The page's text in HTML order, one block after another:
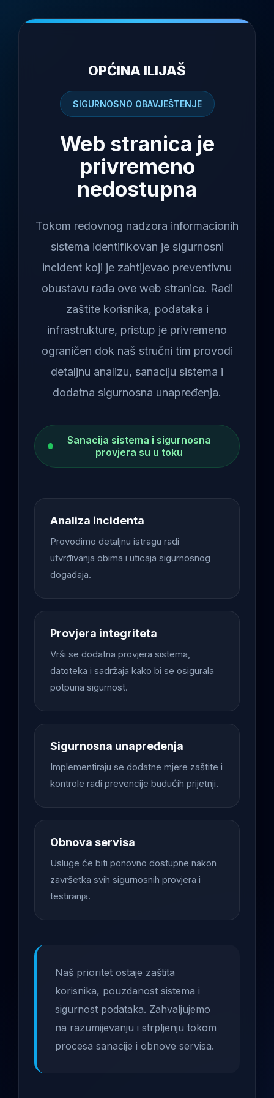
OPĆINA ILIJAŠ
SIGURNOSNO OBAVJEŠTENJE
Web stranica je
privremeno
nedostupna
Tokom redovnog nadzora informacionih
sistema identifikovan je sigurnosni
incident koji je zahtijevao preventivnu
obustavu rada ove web stranice. Radi
zaštite korisnika, podataka i
infrastrukture, pristup je privremeno
ograničen dok naš stručni tim provodi
detaljnu analizu, sanaciju sistema i
dodatna sigurnosna unapređenja.
Sanacija sistema i sigurnosna
provjera su u toku
Analiza incidenta
Provodimo detaljnu istragu radi
utvrđivanja obima i uticaja sigurnosnog
događaja.
Provjera integriteta
Vrši se dodatna provjera sistema,
datoteka i sadržaja kako bi se osigurala
potpuna sigurnost.
Sigurnosna unapređenja
Implementiraju se dodatne mjere zaštite i
kontrole radi prevencije budućih prijetnji.
Obnova servisa
Usluge će biti ponovno dostupne nakon
završetka svih sigurnosnih provjera i
testiranja.
Naš prioritet ostaje zaštita
korisnika, pouzdanost sistema i
sigurnost podataka. Zahvaljujemo
na razumijevanju i strpljenju tokom
procesa sanacije i obnove servisa.